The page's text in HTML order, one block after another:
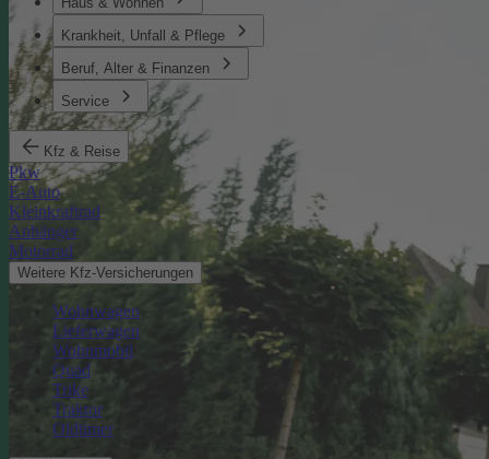
Krankheit, Unfall & Pflege
Beruf, Alter & Finanzen
Service
Kfz & Reise
Pkw
E-Auto
Kleinkraftrad
Anhänger
Motorrad
Weitere Kfz-Versicherungen
Wohnwagen
Lieferwagen
Wohnmobil
Quad
Trike
Traktor
Oldtimer